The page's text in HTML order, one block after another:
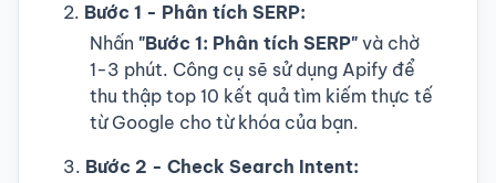
Bước 1 - Phân tích SERP:
Nhấn "Bước 1: Phân tích SERP" và chờ
1-3 phút. Công cụ sẽ sử dụng Apify để
thu thập top 10 kết quả tìm kiếm thực tế
từ Google cho từ khóa của bạn.
Bước 2 - Check Search Intent: